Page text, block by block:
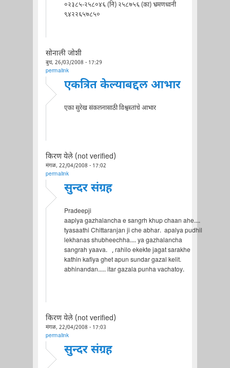
०२३८५-२५८०४६ (नि) २५८७५६ (का) भ्रमणध्वनी
९४२२६५७८५०
सोनाली जोशी
बुध, 26/03/2008 - 17:29
permalink
एकत्रित केल्याबद्दल आभार
एका सुरेख संकलनासाठी विश्वस्तांचे आभार
किरण येले (not verified)
मंगळ, 22/04/2008 - 17:02
permalink
सुन्दर संग्रह
Pradeepji
aaplya gazhalancha e sangrh khup chaan ahe....
tyasaathi Chittaranjan ji che abhar. apalya pudhil
lekhanas shubheechha.... ya gazhalancha
sangrah yaava. , rahilo ekekte jagat sarakhe
kathin kafiya ghet apun sundar gazal kelit.
abhinandan..... itar gazala punha vachatoy.
किरण येले (not verified)
मंगळ, 22/04/2008 - 17:03
permalink
सुन्दर संग्रह